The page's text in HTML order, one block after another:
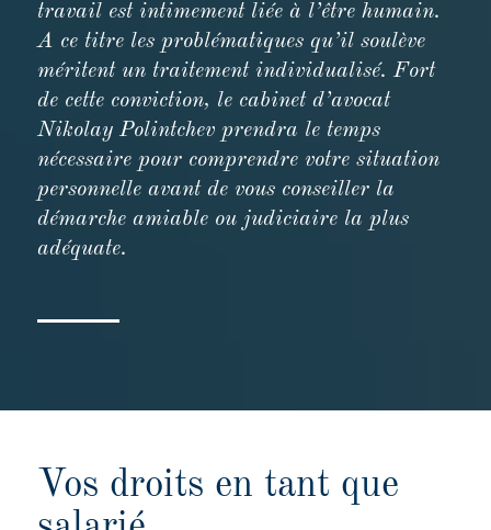
travail est intimement liée à l’être humain.
A ce titre les problématiques qu’il soulève
méritent un traitement individualisé. Fort
de cette conviction, le cabinet d’avocat
Nikolay Polintchev prendra le temps
nécessaire pour comprendre votre situation
personnelle avant de vous conseiller la
démarche amiable ou judiciaire la plus
adéquate.
Vos droits en tant que